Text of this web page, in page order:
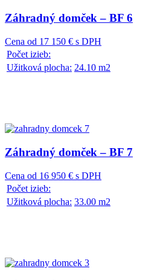
Záhradný domček – BF 6
Cena od 17 150 € s DPH
Počet izieb:
Užitková plocha: 24.10 m2
Záhradný domček – BF 7
Cena od 16 950 € s DPH
Počet izieb:
Užitková plocha: 33.00 m2